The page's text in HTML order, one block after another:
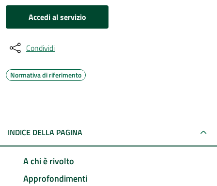
Accedi al servizio
Condividi
Normativa di riferimento
INDICE DELLA PAGINA
A chi è rivolto
Approfondimenti